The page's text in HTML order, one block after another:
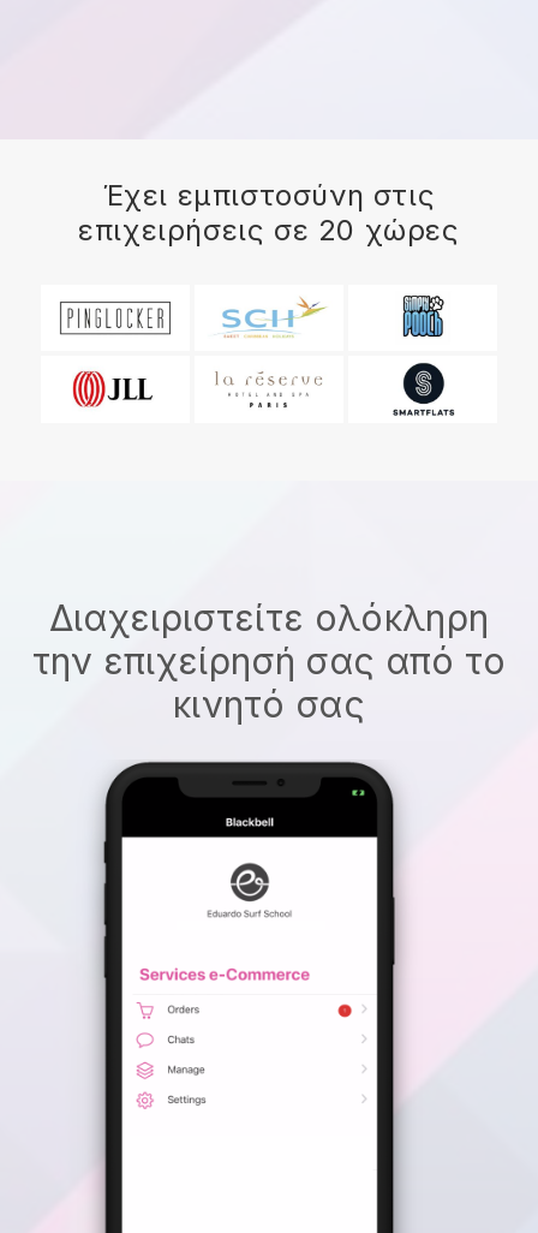
Έχει εμπιστοσύνη στις
επιχειρήσεις σε 20 χώρες
Διαχειριστείτε ολόκληρη
την επιχείρησή σας από το
κινητό σας